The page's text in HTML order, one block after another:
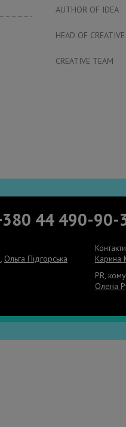
AUTHOR OF IDEA
HEAD OF CREATIVE
CREATIVE TEAM
44 490-90-
Ольга Підгорська
Карина
PR,
Олена